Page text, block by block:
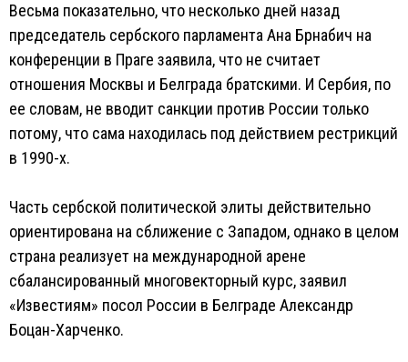
Весьма показательно, что несколько дней назад
председатель сербского парламента Ана Брнабич на
конференции в Праге заявила, что не считает
отношения Москвы и Белграда братскими. И Сербия, по
ее словам, не вводит санкции против России только
потому, что сама находилась под действием рестрикций
в 1990-х.
Часть сербской политической элиты действительно
ориентирована на сближение с Западом, однако в целом
страна реализует на международной арене
сбалансированный многовекторный курс, заявил
«Известиям» посол России в Белграде Александр
Боцан-Харченко.